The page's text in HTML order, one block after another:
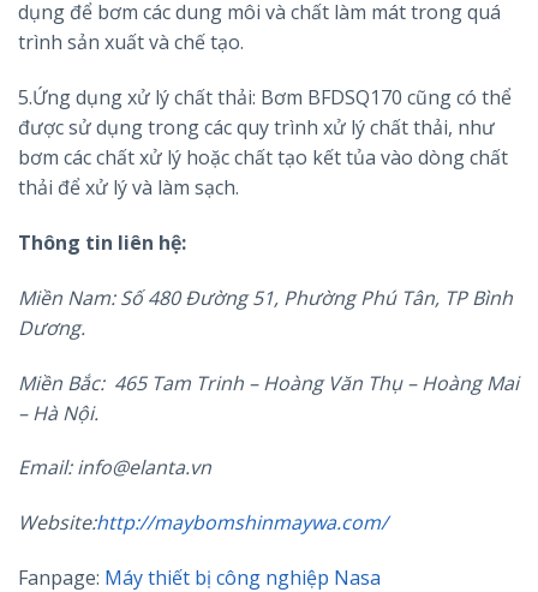
dụng để bơm các dung môi và chất làm mát trong quá
trình sản xuất và chế tạo.
5.Ứng dụng xử lý chất thải: Bơm BFDSQ170 cũng có thể
được sử dụng trong các quy trình xử lý chất thải, như
bơm các chất xử lý hoặc chất tạo kết tủa vào dòng chất
thải để xử lý và làm sạch.
Thông tin liên hệ:
Miền Nam: Số 480 Đường 51, Phường Phú Tân, TP Bình
Dương.
Miền Bắc: 465 Tam Trinh – Hoàng Văn Thụ – Hoàng Mai
– Hà Nội.
Email: info@elanta.vn
Website:http://maybomshinmaywa.com/
Fanpage: Máy thiết bị công nghiệp Nasa